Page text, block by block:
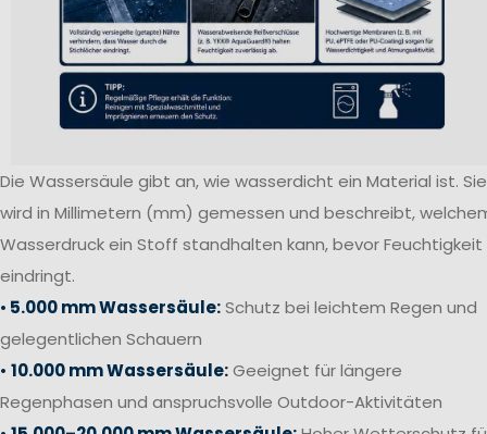
Die Wassersäule gibt an, wie wasserdicht ein Material ist. Sie
wird in Millimetern (mm) gemessen und beschreibt,
Wasserdruck ein Stoff standhalten kann, bevor Feuchtigkeit
eindringt.
• 5.000 mm Wassersäule:Schutz bei leichtem Regen und
gelegentlichen Schauern
• 10.000 mm Wassersäule:Geeignet für längere
Regenphasen und anspruchsvolle Outdoor-Aktivitäten